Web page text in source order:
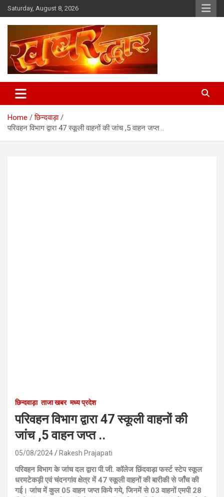
Skip
to
content
Saturday, August 8, 2026
Khabar Dwar
Home
छिन्दवाड़ा
परिवहन विभाग द्वारा 47 स्कूली वाहनों की जांच ,5 वाहन जप्त ..
छिन्दवाड़ा ताजा खबर मध्य प्रदेश
परिवहन विभाग द्वारा 47 स्कूली वाहनों की
जांच ,5 वाहन जप्त ..
05/08/2024 Rakesh Prajapati
परिवहन विभाग के जांच दल द्वारा पी.जी. कॉलेज छिंदवाड़ा फर्स्ट स्टेप स्कूल
धरमटेकड़ी एवं चंदनगांव क्षेत्र में 47 स्कूली वाहनों की बारीकी से जाँच की
गई। जांच में कुल 05 वाहन जप्त किये गये, जिनमें से 03 वाहनों एमपी 28